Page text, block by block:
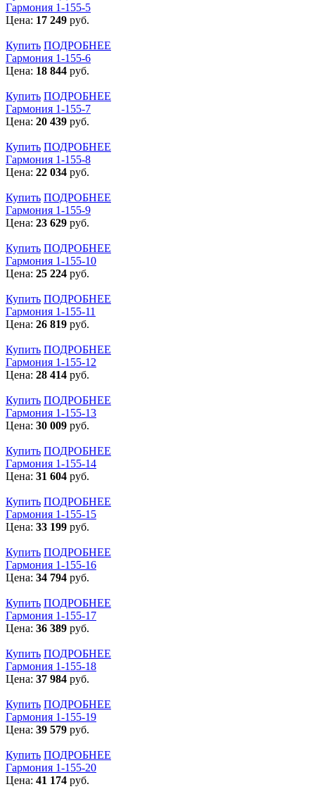
Гармония 1-155-5
Цена: 17 249 руб.
Купить ПОДРОБНЕЕ
Гармония 1-155-6
Цена: 18 844 руб.
Купить ПОДРОБНЕЕ
Гармония 1-155-7
Цена: 20 439 руб.
Купить ПОДРОБНЕЕ
Гармония 1-155-8
Цена: 22 034 руб.
Купить ПОДРОБНЕЕ
Гармония 1-155-9
Цена: 23 629 руб.
Купить ПОДРОБНЕЕ
Гармония 1-155-10
Цена: 25 224 руб.
Купить ПОДРОБНЕЕ
Гармония 1-155-11
Цена: 26 819 руб.
Купить ПОДРОБНЕЕ
Гармония 1-155-12
Цена: 28 414 руб.
Купить ПОДРОБНЕЕ
Гармония 1-155-13
Цена: 30 009 руб.
Купить ПОДРОБНЕЕ
Гармония 1-155-14
Цена: 31 604 руб.
Купить ПОДРОБНЕЕ
Гармония 1-155-15
Цена: 33 199 руб.
Купить ПОДРОБНЕЕ
Гармония 1-155-16
Цена: 34 794 руб.
Купить ПОДРОБНЕЕ
Гармония 1-155-17
Цена: 36 389 руб.
Купить ПОДРОБНЕЕ
Гармония 1-155-18
Цена: 37 984 руб.
Купить ПОДРОБНЕЕ
Гармония 1-155-19
Цена: 39 579 руб.
Купить ПОДРОБНЕЕ
Гармония 1-155-20
Цена: 41 174 руб.